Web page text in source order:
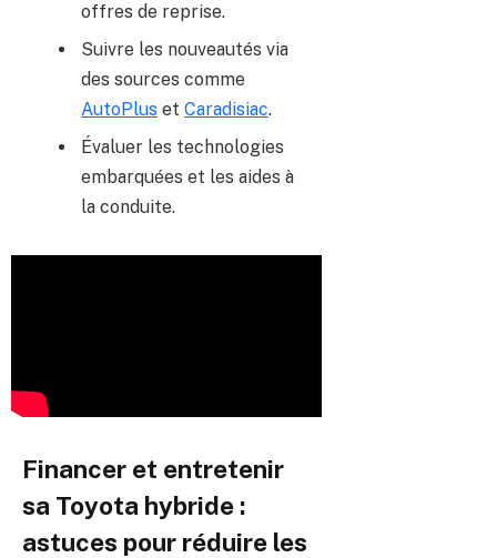
offres de reprise.
Suivre les nouveautés via
des sources comme
AutoPlus et Caradisiac.
Évaluer les technologies
embarquées et les aides à
la conduite.
Financer et entretenir
sa Toyota hybride :
astuces pour réduire les